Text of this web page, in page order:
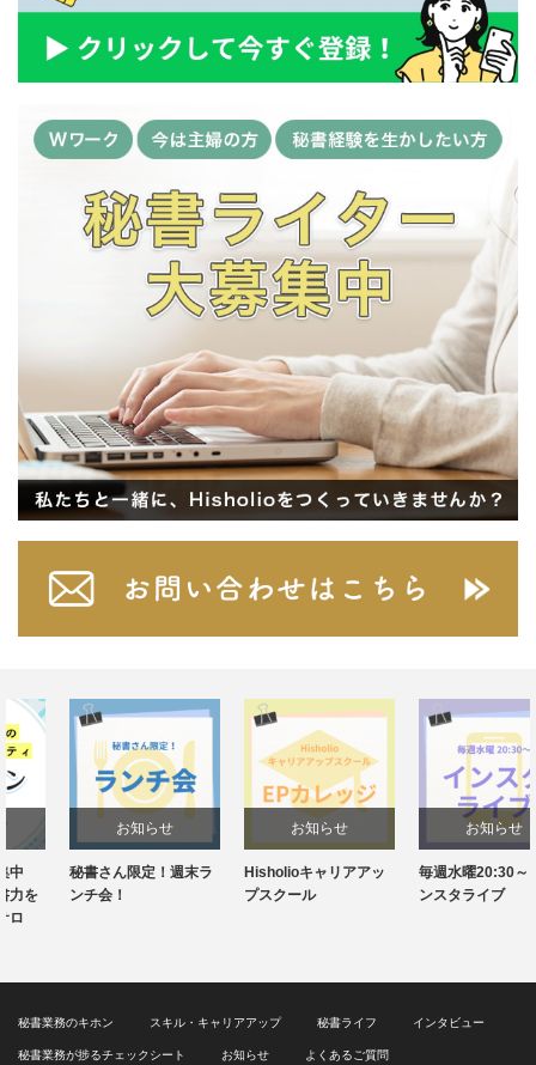
お知らせ
秘書さん限定！週末ラ
ンチ会！
お知らせ
Hisholioキャリアアッ
プスクール
お知らせ
毎週水曜20:30～！イ
ンスタライブ
秘書業務のキホン スキル・キャリアアップ 秘書ライフ インタビュー
秘書業務が捗るチェックシート お知らせ よくあるご質問